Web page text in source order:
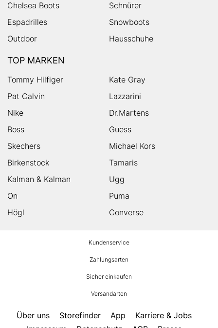
Chelsea Boots
Schnürer
Espadrilles
Snowboots
Outdoor
Hausschuhe
TOP MARKEN
Tommy Hilfiger
Kate Gray
Pat Calvin
Lazzarini
Nike
Dr.Martens
Boss
Guess
Skechers
Michael Kors
Birkenstock
Tamaris
Kalman & Kalman
Ugg
On
Puma
Högl
Converse
Kundenservice
Zahlungsarten
Sicher einkaufen
Versandarten
Über uns Storefinder App
Karriere & Jobs